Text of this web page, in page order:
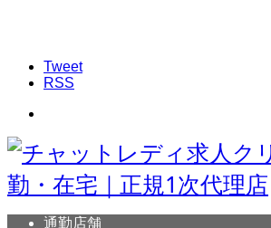
Tweet
RSS
通勤店舗